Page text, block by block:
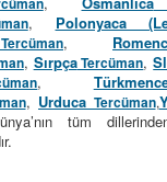
, Polonyaca
,
, SırpçaTercüman,
,
, Urduca Tercüman,
tüm dillerinden